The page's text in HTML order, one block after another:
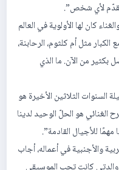
لأي شخص”.
كان لها الأولوية في العالم
مثل أم كلثوم، الرحابنة،
من الآن. ما الذي
السنوات الثلاثين الأخيرة هو
الغنائي هو الحلّ الوحيد لدينا
مهمًا للأجيال القادمة”.
والأجنبية في أعماله، أجاب